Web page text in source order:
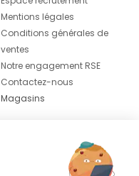
Mentions légales
Conditions générales de
ventes
Notre engagement RSE
Contactez-nous
Magasins